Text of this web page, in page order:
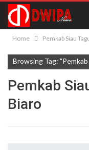
Home Pemkab Siau
Browsing Tag:
Pemkab
Biaro